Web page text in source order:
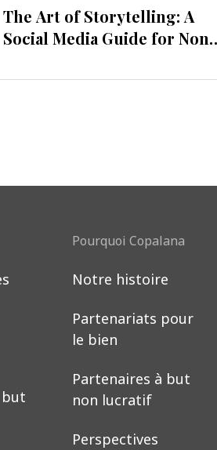
Download now
The Art of Storytelling: A
Social Media Guide for Non-
Pourquoi Copalana
Notre histoire
Partenariats pour
le bien
Partenaires à but
non lucratif
Perspectives